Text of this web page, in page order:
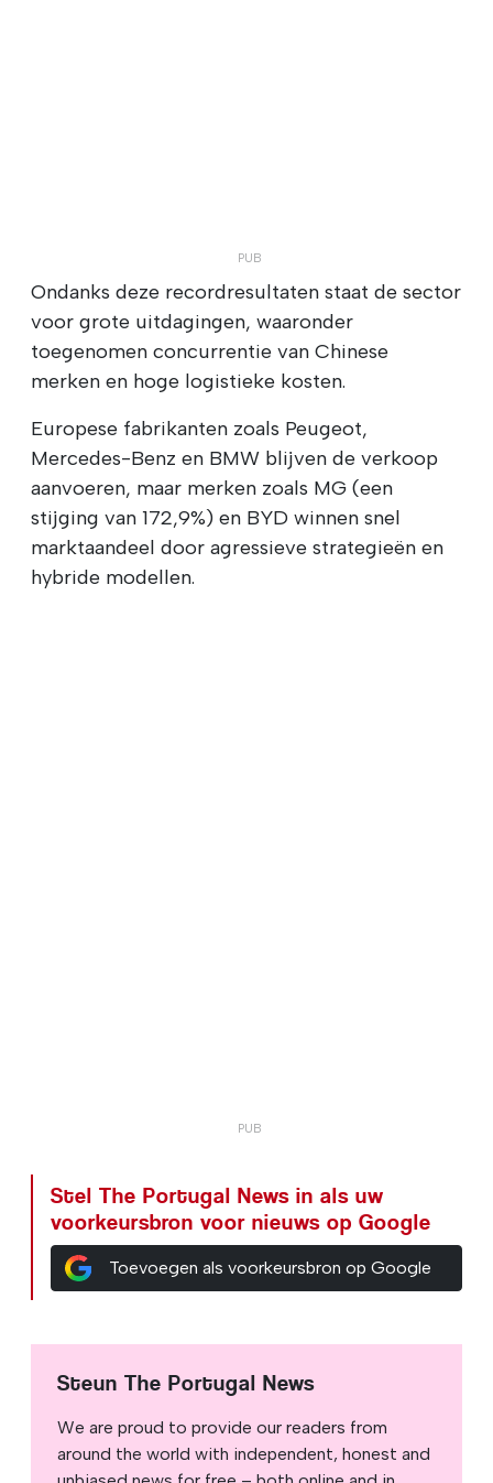
Ondanks deze recordresultaten staat de sector
voor grote uitdagingen, waaronder
toegenomen concurrentie van Chinese
merken en hoge logistieke kosten.
Europese fabrikanten zoals Peugeot,
Mercedes-Benz en BMW blijven de verkoop
aanvoeren, maar merken zoals MG (een
stijging van 172,9%) en BYD winnen snel
marktaandeel door agressieve strategieën en
hybride modellen.
Stel The Portugal News in als uw
voorkeursbron voor nieuws op Google
Toevoegen als voorkeursbron op Google
Steun The Portugal News
We are proud to provide our readers from
around the world with independent, honest and